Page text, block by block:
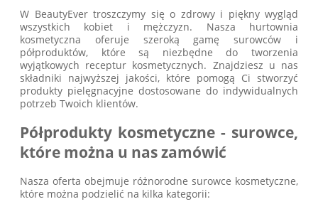
W BeautyEver troszczymy się o zdrowy i piękny wygląd
wszystkich kobiet i mężczyzn. Nasza hurtownia
kosmetyczna oferuje szeroką gamę surowców i
półproduktów, które są niezbędne do tworzenia
wyjątkowych receptur kosmetycznych. Znajdziesz u nas
składniki najwyższej jakości, które pomogą Ci stworzyć
produkty pielęgnacyjne dostosowane do indywidualnych
potrzeb Twoich klientów.
Półprodukty kosmetyczne - surowce,
które można u nas zamówić
Nasza oferta obejmuje różnorodne surowce kosmetyczne,
które można podzielić na kilka kategorii: